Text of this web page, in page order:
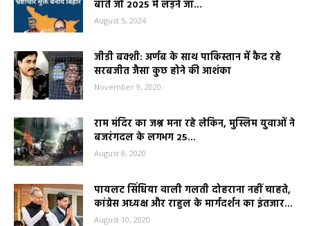
बातें जो 2025 में लड़ने जा...
August 5, 2024
जीडी बक्शी: अर्णब के साथ पाकिस्तान में कैद रहे
सरबजीत जैसा कुछ होने की आशंका
November 9, 2020
राम मंदिर का जश्न मना रहे लेकिन, मुस्लिम युवाओं ने
बजरंगदल के लगभग 25...
August 8, 2020
पायलट सिंधिया वाली गलती दोहराना नहीं चाहते,
कांग्रेस अध्यक्ष और राहुल के मार्गदर्शन का इंतजार...
August 10, 2020